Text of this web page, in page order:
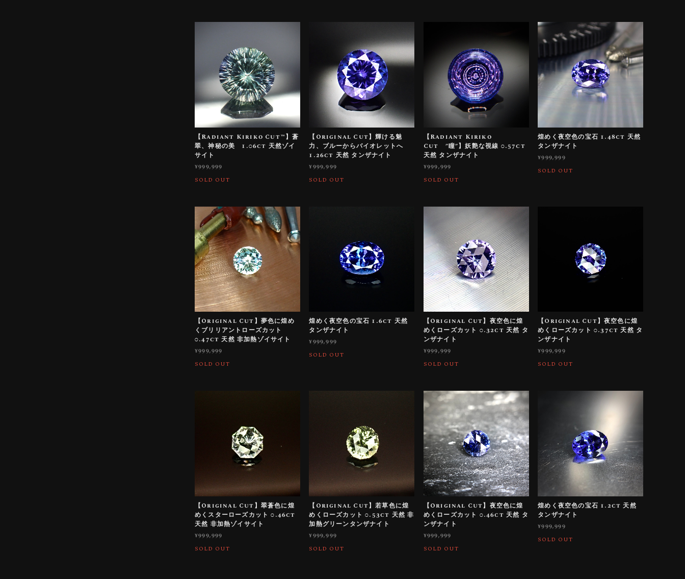
【Radiant Kiriko Cut™️】蒼
翠、神秘の美 1.06ct 天然ゾイ
サイト
¥999,999
SOLD OUT
【Original Cut】輝ける魅
力、ブルーからバイオレットへ
1.26ct 天然 タンザナイト
¥999,999
SOLD OUT
【Radiant Kiriko
Cut ”瞳”】妖艶な視線 0.57ct
天然 タンザナイト
¥999,999
SOLD OUT
煌めく夜空色の宝石 1.48ct 天然
タンザナイト
¥999,999
SOLD OUT
【Original Cut】夢色に煌め
くブリリアントローズカット
0.47ct 天然 非加熱ゾイサイト
¥999,999
SOLD OUT
煌めく夜空色の宝石 1.6ct 天然
タンザナイト
¥999,999
SOLD OUT
【Original Cut】夜空色に煌
めくローズカット 0.32ct 天然 タ
ンザナイト
¥999,999
SOLD OUT
【Original Cut】夜空色に煌
めくローズカット 0.37ct 天然 タ
ンザナイト
¥999,999
SOLD OUT
【Original Cut】翠蒼色に煌
めくスターローズカット 0.46ct
天然 非加熱ゾイサイト
¥999,999
SOLD OUT
【Original Cut】若草色に煌
めくローズカット 0.53ct 天然 非
加熱グリーンタンザナイト
¥999,999
SOLD OUT
【Original Cut】夜空色に煌
めくローズカット 0.46ct 天然 タ
ンザナイト
¥999,999
SOLD OUT
煌めく夜空色の宝石 1.2ct 天然
タンザナイト
¥999,999
SOLD OUT